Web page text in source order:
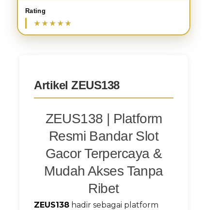
Rating
Artikel ZEUS138
ZEUS138 | Platform
Resmi Bandar Slot
Gacor Terpercaya &
Mudah Akses Tanpa
Ribet
ZEUS138 hadir sebagai platform